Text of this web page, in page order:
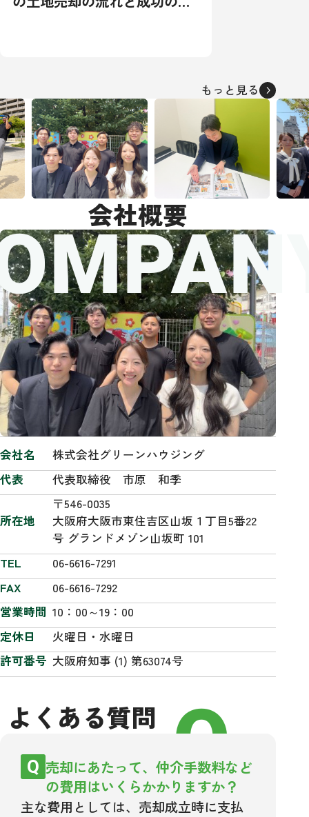
もっと見る
会社概要
会社名
株式会社グリーンハウジング
代表
代表取締役 市原 和季
所在地
〒546-0035
大阪府大阪市東住吉区山坂１丁目5番22
号 グランドメゾン山坂町 101
TEL
06-6616-7291
FAX
06-6616-7292
営業時間 10：00～19：00
定休日
火曜日・水曜日
許可番号 大阪府知事 (1) 第63074号
よくある質問
FAQ
売却にあたって、仲介手数料など
の費用はいくらかかりますか？
主な費用としては、売却成立時に支払